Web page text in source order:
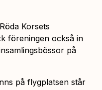
Korsets
föreningen också in
på
på flygplatsen står